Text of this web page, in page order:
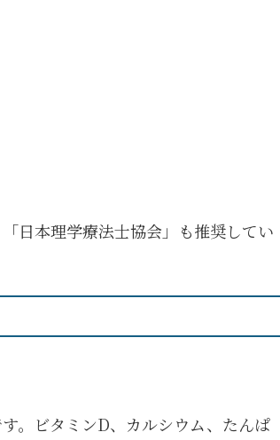
日本理学療法士協会」も推奨してい
。ビタミンD、カルシウム、たんぱ